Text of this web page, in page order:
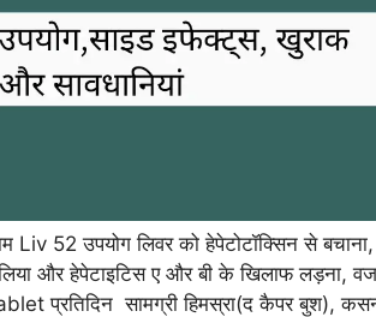
Liv 52 उपयोग लिवर को हेपेटोटॉक्सिन से
और हेपेटाइटिस ए और बी के खिलाफ लड़ना,
प्रतिदिन सामग्री हिमस्रा(द कैपर बुश),